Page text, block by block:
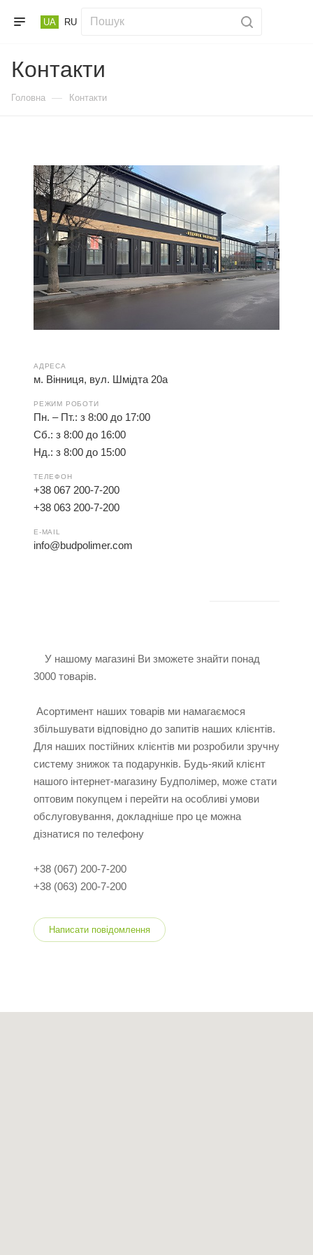
UA RU
Контакти
Головна — Контакти
АДРЕСА
м. Вінниця, вул. Шмідта 20а
РЕЖИМ РОБОТИ
Пн. – Пт.: з 8:00 до 17:00
Сб.: з 8:00 до 16:00
Нд.: з 8:00 до 15:00
ТЕЛЕФОН
+38 067 200-7-200
+38 063 200-7-200
E-MAIL
info@budpolimer.com
У нашому магазині Ви зможете знайти понад
3000 товарів.
Асортимент наших товарів ми намагаємося
збільшувати відповідно до запитів наших клієнтів.
Для наших постійних клієнтів ми розробили зручну
систему знижок та подарунків. Будь-який клієнт
нашого інтернет-магазину Будполімер, може стати
оптовим покупцем і перейти на особливі умови
обслуговування, докладніше про це можна
дізнатися по телефону
+38 (067) 200-7-200
+38 (063) 200-7-200
Написати повідомлення